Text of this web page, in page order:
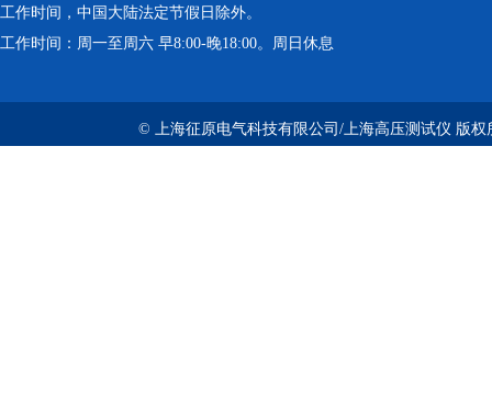
工作时间，中国大陆法定节假日除外。
工作时间：周一至周六 早8:00-晚18:00。周日休息
© 上海征原电气科技有限公司/上海高压测试仪 版权